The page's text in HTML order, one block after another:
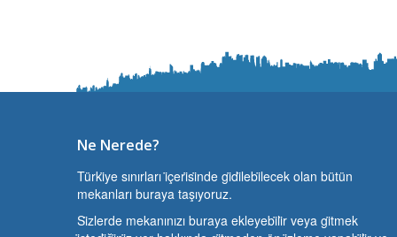
Ne Nerede?
Türki̇ye sınırları i̇çeri̇si̇nde gi̇di̇lebi̇lecek olan bütün
mekanları buraya taşıyoruz.
Si̇zlerde mekanınızı buraya ekleyebi̇li̇r veya gi̇tmek